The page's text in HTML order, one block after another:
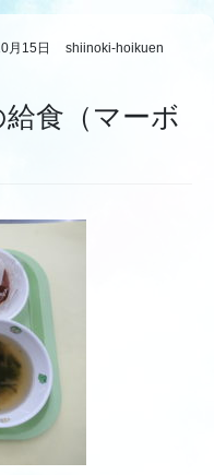
月15日 shiinoki-hoikuen
食（マーボ